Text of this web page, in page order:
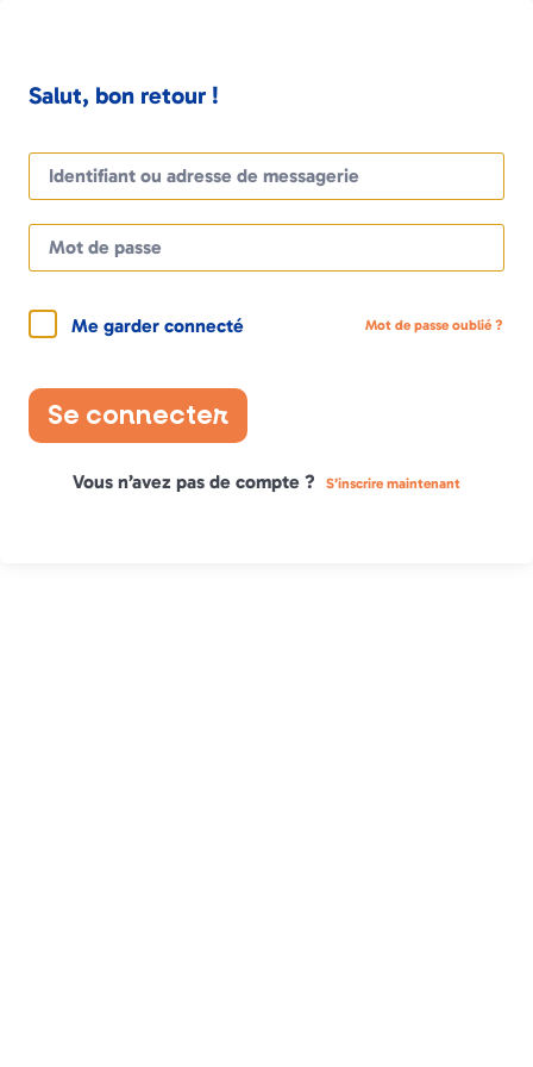
Salut, bon retour !
Me garder connecté Mot de passe oublié ?
Se connecter
Vous n’avez pas de compte ? S’inscrire maintenant